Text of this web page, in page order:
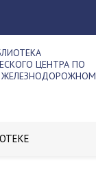
ЦЕНТРА ПО